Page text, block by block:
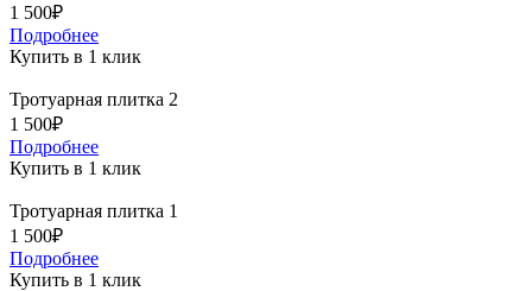
1 500₽
Подробнее
Купить в 1 клик
Тротуарная плитка 2
1 500₽
Подробнее
Купить в 1 клик
Тротуарная плитка 1
1 500₽
Подробнее
Купить в 1 клик